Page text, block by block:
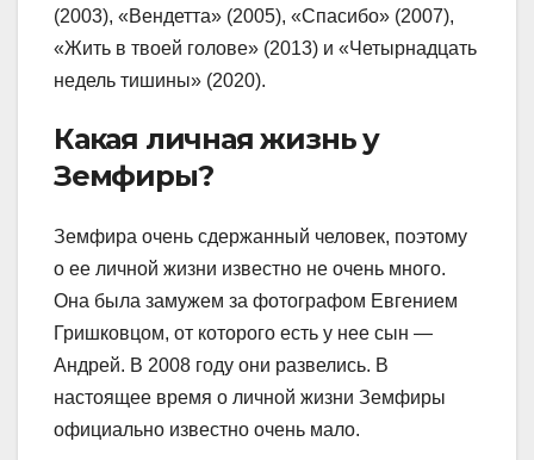
(2003), «Вендетта» (2005), «Спасибо» (2007),
«Жить в твоей голове» (2013) и «Четырнадцать
недель тишины» (2020).
Какая личная жизнь у
Земфиры?
Земфира очень сдержанный человек, поэтому
о ее личной жизни известно не очень много.
Она была замужем за фотографом Евгением
Гришковцом, от которого есть у нее сын —
Андрей. В 2008 году они развелись. В
настоящее время о личной жизни Земфиры
официально известно очень мало.